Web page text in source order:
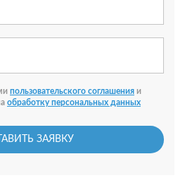
пользовательского соглашения и
обработку персональных данных
ОСТАВИТЬ ЗАЯВКУ